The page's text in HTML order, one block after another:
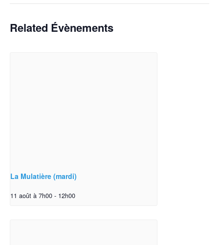
Related Évènements
La Mulatière (mardi)
11 août à 7h00 - 12h00